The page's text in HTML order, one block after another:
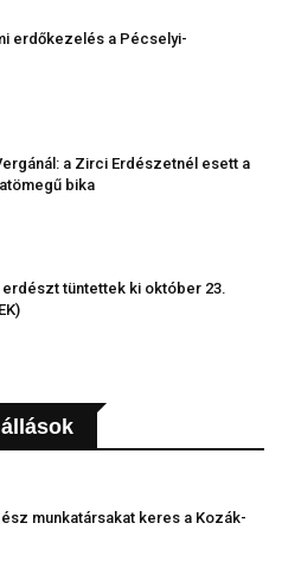
erdőkezelés a Pécselyi-
a Zirci Erdészetnél esett a
bika
erdészt tüntettek ki október 23.
munkatársakat keres a Kozák-